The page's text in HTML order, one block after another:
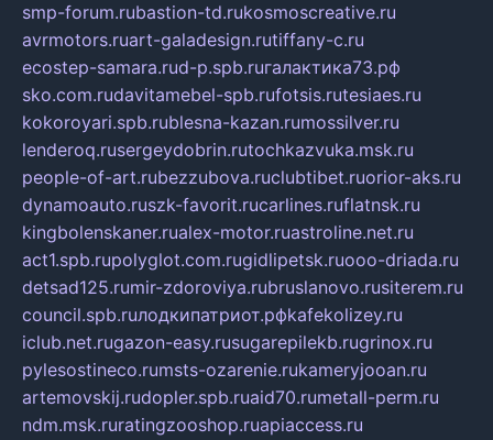
smp-forum.rubastion-td.rukosmoscreative.ru
avrmotors.ruart-galadesign.rutiffany-c.ru
ecostep-samara.rud-p.spb.ruгалактика73.рф
sko.com.rudavitamebel-spb.rufotsis.rutesiaes.ru
kokoroyari.spb.rublesna-kazan.rumossilver.ru
lenderoq.rusergeydobrin.rutochkazvuka.msk.ru
people-of-art.rubezzubova.ruclubtibet.ruorior-aks.ru
dynamoauto.ruszk-favorit.rucarlines.ruflatnsk.ru
kingbolenskaner.rualex-motor.ruastroline.net.ru
act1.spb.rupolyglot.com.rugidlipetsk.ruooo-driada.ru
detsad125.rumir-zdoroviya.rubruslanovo.rusiterem.ru
council.spb.ruлодкипатриот.рфkafekolizey.ru
iclub.net.rugazon-easy.rusugarepilekb.rugrinox.ru
pylesostineco.rumsts-ozarenie.rukameryjooan.ru
artemovskij.rudopler.spb.ruaid70.rumetall-perm.ru
ndm.msk.ruratingzooshop.ruapiaccess.ru